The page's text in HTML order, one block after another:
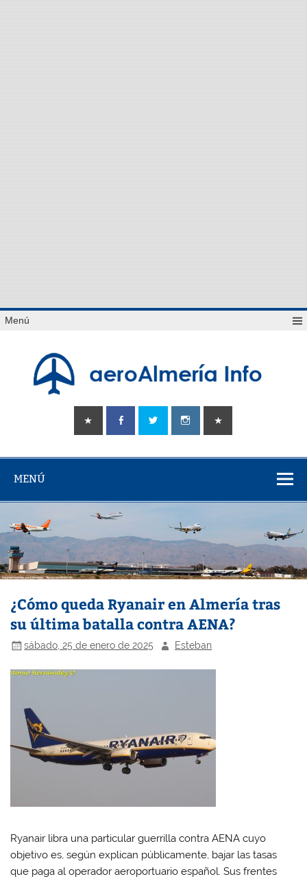
Saltar
alMenú
aeroAlmería
info
Tu portal sobre el aeropuerto de Almería
MENÚ
¿Cómo queda Ryanair en Almería tras
su última batalla contra AENA?
sábado, 25 de enero de 2025 Esteban
Ryanair libra una particular guerrilla contra AENA cuyo
objetivo es, según explican públicamente, bajar las tasas
que paga al operador aeroportuario español. Sus frentes